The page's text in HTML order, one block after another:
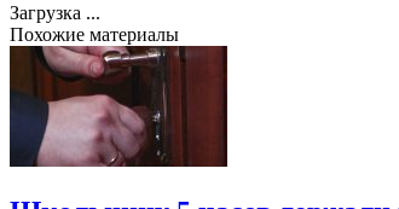
Загрузка ...
Похожие материалы